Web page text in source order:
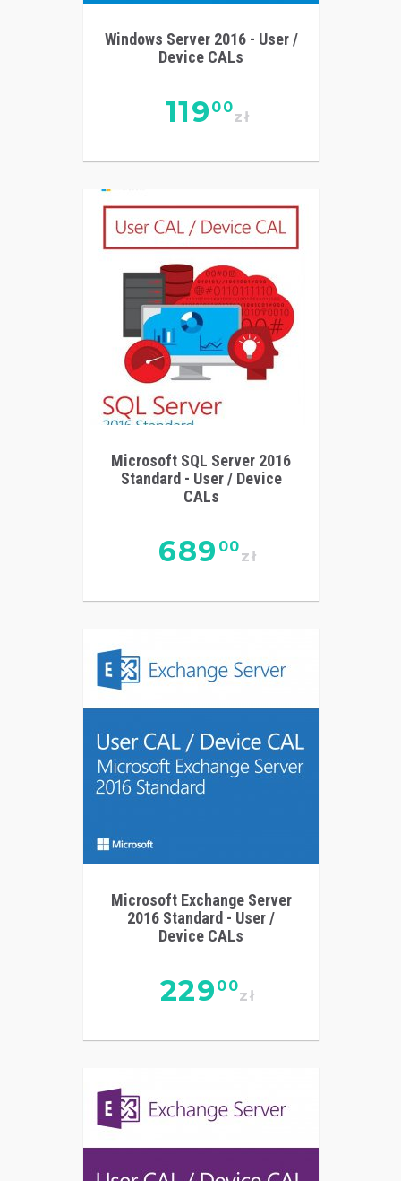
Windows Server 2016 - User /
Device CALs
119 00
zł
Microsoft SQL Server 2016
Standard - User / Device
CALs
689 00
zł
Microsoft Exchange Server
2016 Standard - User /
Device CALs
229 00
zł